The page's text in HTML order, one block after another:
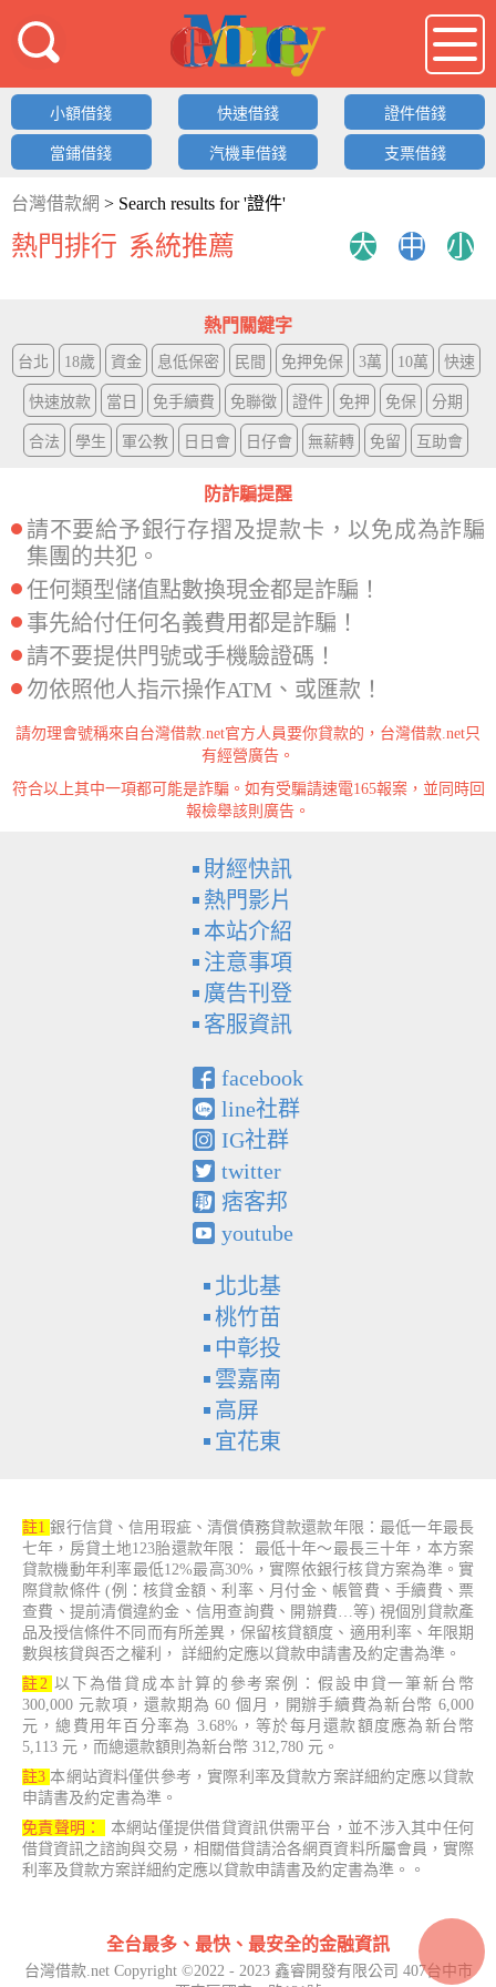
借錢LOGO
小額借錢 快速借錢 證件借錢
當鋪借錢 汽機車借錢 支票借錢
台灣借款網 > Search results for '證件'
熱門排行 系統推薦 大 中 小
熱門關鍵字
台北 18歲 資金 息低保密 民間 免押免保 3萬 10萬 快速
快速放款 當日 免手續費 免聯徵 證件 免押 免保 分期
合法 學生 軍公教 日日會 日仔會 無薪轉 免留 互助會
防詐騙提醒
請不要給予銀行存摺及提款卡，以免成為詐騙
集團的共犯。
任何類型儲值點數換現金都是詐騙！
事先給付任何名義費用都是詐騙！
請不要提供門號或手機驗證碼！
勿依照他人指示操作ATM、或匯款！
請勿理會號稱來自台灣借款.net官方人員要你貸款的，台灣借款.net只
有經營廣告。
符合以上其中一項都可能是詐騙。如有受騙請速電165報案，並同時回
報檢舉該則廣告。
財經快訊
熱門影片
本站介紹
注意事項
廣告刊登
客服資訊
facebook
line社群
IG社群
twitter
痞客邦
youtube
北北基
桃竹苗
中彰投
雲嘉南
高屏
宜花東
註1 銀行信貸、信用瑕疵、清償債務貸款還款年限：最低一年最長
七年，房貸土地123胎還款年限： 最低十年～最長三十年，本方案
貸款機動年利率最低12%最高30%，實際依銀行核貸方案為準。實
際貸款條件 (例：核貸金額、利率、月付金、帳管費、手續費、票
查費、提前清償違約金、信用查詢費、開辦費…等) 視個別貸款產
品及授信條件不同而有所差異，保留核貸額度、適用利率、年限期
數與核貸與否之權利， 詳細約定應以貸款申請書及約定書為準。
註2 以下為借貸成本計算的參考案例：假設申貸一筆新台幣
300,000 元款項，還款期為 60 個月，開辦手續費為新台幣 6,000
元，總費用年百分率為 3.68%，等於每月還款額度應為新台幣
5,113 元，而總還款額則為新台幣 312,780 元。
註3 本網站資料僅供參考，實際利率及貸款方案詳細約定應以貸款
申請書及約定書為準。
免責聲明：
本網站僅提供借貸資訊供需平台，並不涉入其中任何
借貸資訊之諮詢與交易，相關借貸請洽各網頁資料所屬會員，實際
利率及貸款方案詳細約定應以貸款申請書及約定書為準。。
全台最多、最快、最安全的金融資訊
台灣借款.net Copyright ©2022 - 2023 鑫睿開發有限公司 407台中市